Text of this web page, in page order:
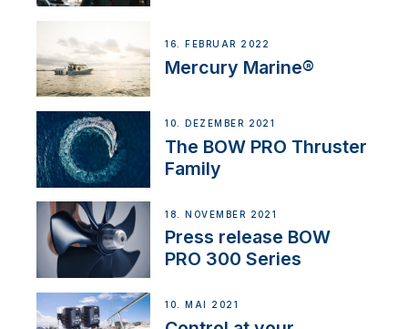
16. FEBRUAR 2022
Mercury Marine®
10. DEZEMBER 2021
The BOW PRO Thruster
Family
18. NOVEMBER 2021
Press release BOW
PRO 300 Series
10. MAI 2021